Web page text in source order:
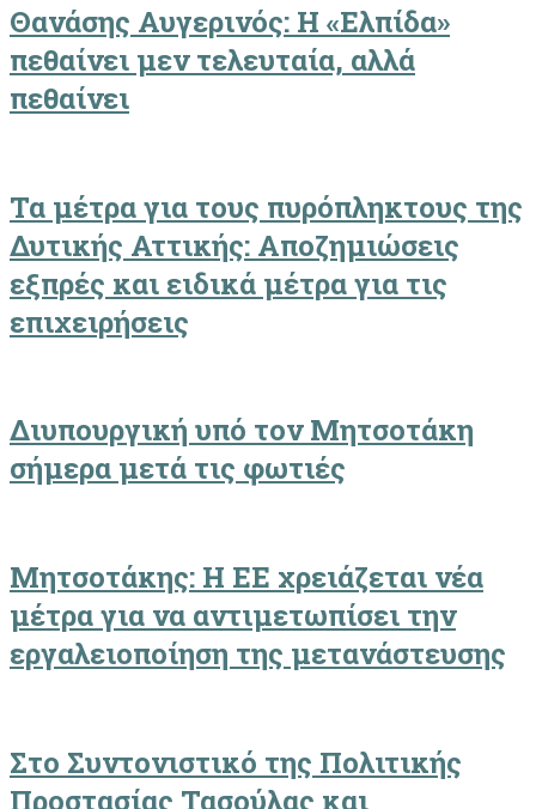
Θανάσης Αυγερινός: Η «Ελπίδα»
πεθαίνει μεν τελευταία, αλλά
πεθαίνει
Τα μέτρα για τους πυρόπληκτους της
Δυτικής Αττικής: Αποζημιώσεις
εξπρές και ειδικά μέτρα για τις
επιχειρήσεις
Διυπουργική υπό τον Μητσοτάκη
σήμερα μετά τις φωτιές
Μητσοτάκης: Η ΕΕ χρειάζεται νέα
μέτρα για να αντιμετωπίσει την
εργαλειοποίηση της μετανάστευσης
Στο Συντονιστικό της Πολιτικής
Προστασίας Τασούλας και